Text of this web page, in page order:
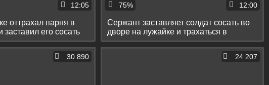
12:05
оттрахал парня в
заставил его сосать
75% 12:00
Сержант заставляет солдат сосать во
дворе на лужайке и трахаться в
казарме
30 890 24 207